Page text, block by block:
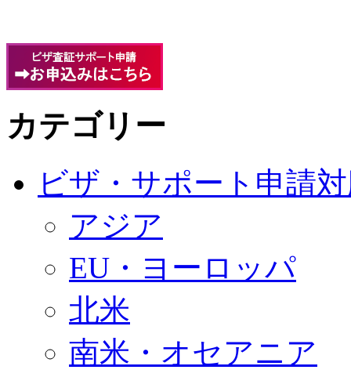
カテゴリー
ビザ・サポート申請
アジア
EU・ヨーロッパ
北米
南米・オセアニア